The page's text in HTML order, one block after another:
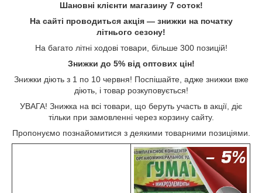
Шановні клієнти магазину 7 соток!
На сайті проводиться акція ― знижки на початку
літнього сезону!
На багато літні ходові товари, більше 300 позицій!
Знижки до 5% від оптових цін!
Знижки діють з 1 по 10 червня! Поспішайте, адже знижки вже
діють, і товар розкуповується!
УВАГА! Знижка на всі товари, що беруть участь в акції, діє
тільки при замовленні через корзину сайту.
Пропонуємо познайомитися з деякими товарними позиціями.